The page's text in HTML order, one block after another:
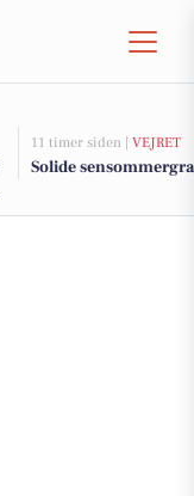
11 timer siden | VEJRET
Solide